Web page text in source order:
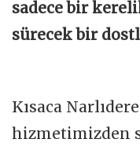
sadece bir
sürecek bir
Kısaca
hizmetimizden